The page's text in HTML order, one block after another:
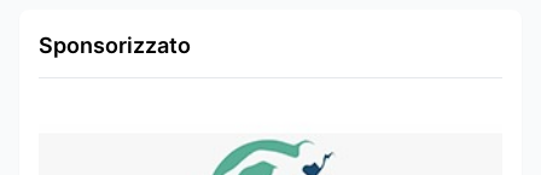
Sponsorizzato